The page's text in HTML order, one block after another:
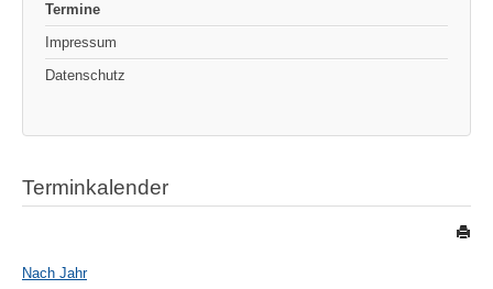
Termine
Impressum
Datenschutz
Terminkalender
Nach Jahr